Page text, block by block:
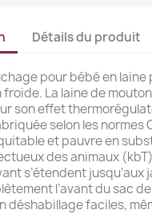
Détails du produit
pour bébé en
froide. La laine de
son effet
selon les normes
et pauvre en
des animaux
s’étendent
l’avant du sac
déshabillage faciles,